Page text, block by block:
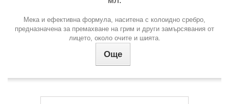
Мека и ефективна формула, наситена с колоидно сребро,
предназначена за премахване на грим и други замърсявания от
лицето, около очите и шията.
Още